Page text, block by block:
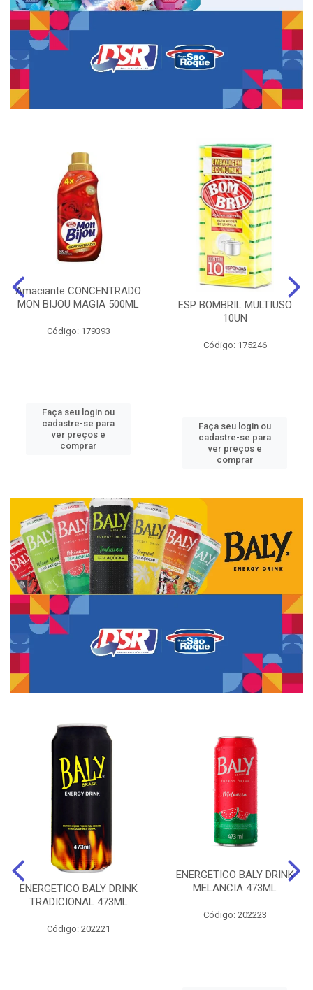
Amaciante CONCENTRADO
MON BIJOU MAGIA 500ML
Código: 179393
Faça seu login ou
cadastre-se para
ver preços e
comprar
ESP BOMBRIL MULTIUSO
10UN
Código: 175246
Faça seu login ou
cadastre-se para
ver preços e
comprar
ENERGETICO BALY DRINK
TRADICIONAL 473ML
Código: 202221
ENERGETICO BALY DRINK
MELANCIA 473ML
Código: 202223